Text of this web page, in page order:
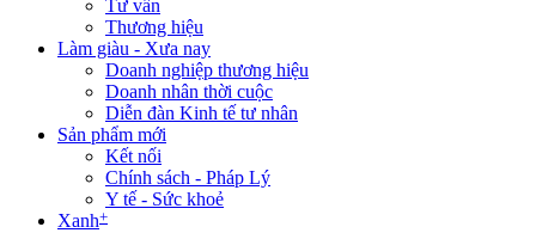
Tư vấn
Thương hiệu
Làm giàu - Xưa nay
Doanh nghiệp thương hiệu
Doanh nhân thời cuộc
Diễn đàn Kinh tế tư nhân
Sản phẩm mới
Kết nối
Chính sách - Pháp Lý
Y tế - Sức khoẻ
Xanh+